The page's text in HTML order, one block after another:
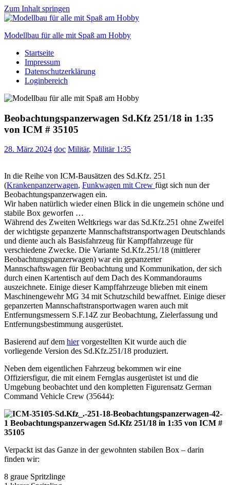
Zum Inhalt springen
Modellbau für alle mit Spaß am Hobby
Scale
modelling
to
Startseite
Impressum
Datenschutzerklärung
Loginbereich
Beobachtungspanzerwagen Sd.Kfz 251/18 in 1:35
von ICM # 35105
28. März 2024 doc Militär, Militär 1:35
In die Reihe von ICM-Bausätzen des Sd.Kfz. 251
(Krankenpanzerwagen, Funkwagen mit Crew fügt sich nun der
Beobachtungspanzerwagen ein.
Wir haben natürlich wieder einen Blick in die ungemein schöne und
stabile Box geworfen …
Während des Zweiten Weltkriegs war das Sd.Kfz.251 ohne Zweifel
der wichtigste gepanzerte Mannschaftstransportwagen Deutschlands
und diente auch als Basisfahrzeug für Kampffahrzeuge für
verschiedene Zwecke. Die Variante Sd.Kfz.251/18 (mittlerer
Beobachtungspanzerwagen) war ein gepanzerter
Mannschaftswagen für Beobachtung und Kommunikation, der sich
durch einen Kartentisch auf dem Dach des Kommandoraums
auszeichnete. Einige dieser Kampffahrzeuge blieben mit einem
Maschinengewehr MG 34 mit Schutzschild bewaffnet. Einige dieser
gepanzerten Mannschaftstransportwagen waren auch mit
Entfernungsmessern S.F.14Z zur Beobachtung, Zielerfassung und
Entfernungsbestimmung ausgerüstet.
Basierend auf dem hiervorgestellten Kit wurde auch die
vorliegende Version des Sd.Kfz.251/18 produziert.
Neben dem eigentlichen Fahrzeug bekommen wir eine
Offiziersfigur, die mit einem Fernglas ausgerüstet ist und die
Umgebung beobachtet und den kompletten Figurensatz German
Command Vehicle Crew (35644):
Verpackt ist das Ganze in der gewohnten stabilen Box – darin
finden wir:
8 graue Spritzlinge